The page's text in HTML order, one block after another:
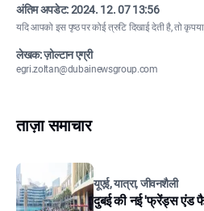
अंतिम अपडेट:2024. 12. 07 13:56
यदि आपको इस पृष्ठ पर कोई त्रुटि दिखाई देती है, तो कृपया
लेखक: ज़ोल्टान एग्री
egri.zoltan@dubainewsgroup.com
ताज़ा समाचार
यूएई, यात्रा, जीवनशैली
दुबई की नई 'फ्रेंड्स एंड